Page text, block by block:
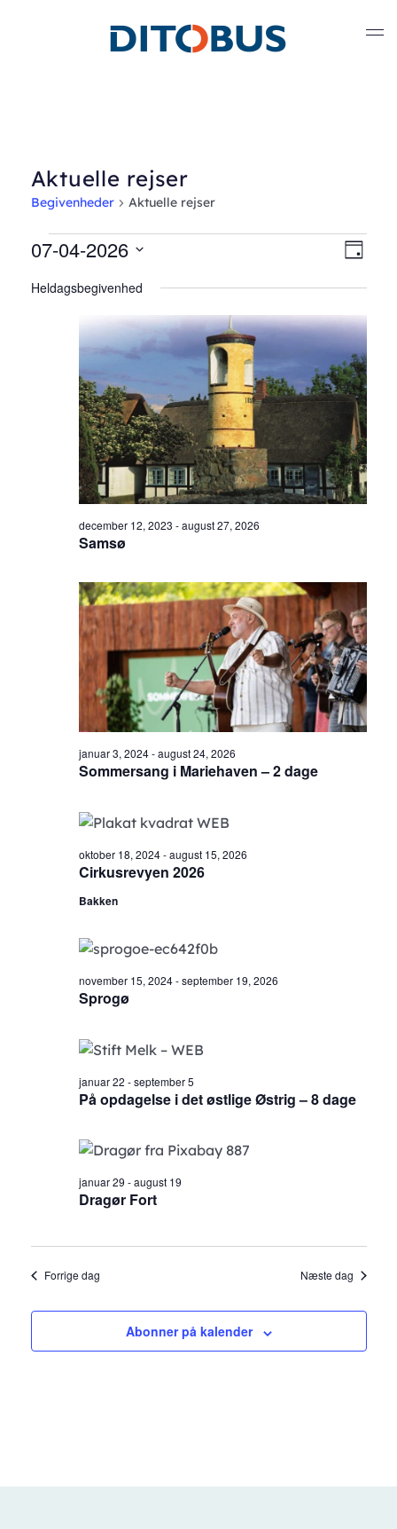
Gå til hovedindhold
Aktuelle rejser
Begivenheder Aktuelle rejser
Begivenheder
for
2026
af
Dag
07-04-2026
dato.
Heldagsbegivenhed
Samsø
december 12, 2023 -august 27, 2026
Sommersang i Mariehaven – 2 dage
januar 3, 2024-august 24, 2026
Cirkusrevyen 2026
oktober 18, 2024-august 15, 2026
Bakken
Sprogø
november 15, 2024-september 19, 2026
På opdagelse i det østlige Østrig – 8 dage
januar 22 -september 5
Dragør Fort
januar 29 -august 19
Forrige dag Næste dag
Abonner på kalender